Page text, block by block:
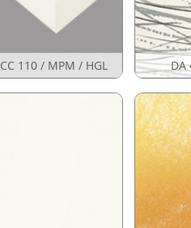
CC 110 / MPM / HGL DA